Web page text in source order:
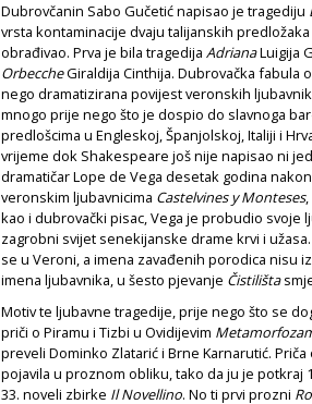
Dubrovčanin Sabo Gučetić napisao je tragediju
vrsta kontaminacije dvaju talijanskih
obrađivao. Prva je bila tragedija AdrianaLuigija
OrbeccheGiraldija Cinthija. Dubrovačka fabula
nego dramatizirana povijest veronskih
mnogo prije nego što je dospio do slavnoga
predlošcima u Engleskoj, Španjolskoj, Italiji i
vrijeme dok Shakespeare još nije napisao ni
dramatičar Lope de Vega desetak godina
veronskim ljubavnicima Castelvines y Monteses
kao i dubrovački pisac, Vega je probudio svoje
zagrobni svijet senekijanske drame krvi i
se u Veroni, a imena zavađenih porodica nisu
imena ljubavnika, u šesto pjevanje Čistilišta
Motiv te ljubavne tragedije, prije nego što se
priči o Piramu i Tizbi u Ovidijevim
preveli Dominko Zlatarić i Brne Karnarutić.
pojavila u proznom obliku, tako da ju je potkraj
33. noveli zbirke Il Novellino. No ti prvi prozni